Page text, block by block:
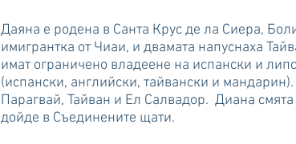
Даяна е родена в Санта Крус де ла Сиера,
имигрантка от Чиаи, и двамата напуснаха
имат ограничено владеене на испански и
(испански, английски, тайвански и
Парагвай, Тайван и Ел Салвадор. Диана
дойде в Съединените щати.